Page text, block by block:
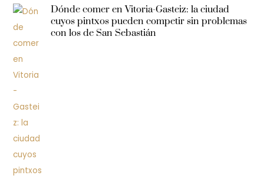
Dónde comer en Vitoria-Gasteiz: la ciudad
cuyos pintxos pueden competir sin problemas
con los de San Sebastián